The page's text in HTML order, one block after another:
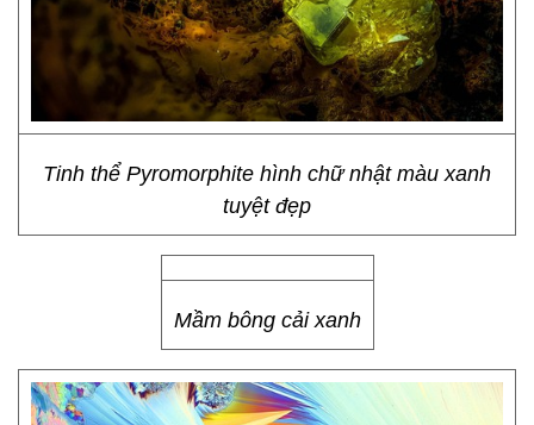
Tinh thể Pyromorphite hình chữ nhật màu xanh
tuyệt đẹp
Mầm bông cải xanh